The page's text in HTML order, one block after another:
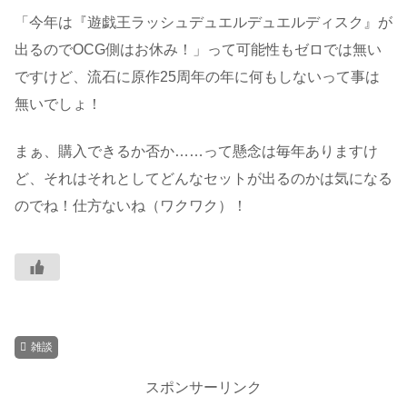
「今年は『遊戯王ラッシュデュエルデュエルディスク』が
出るのでOCG側はお休み！」って可能性もゼロでは無い
ですけど、流石に原作25周年の年に何もしないって事は
無いでしょ！
まぁ、購入できるか否か……って懸念は毎年ありますけ
ど、それはそれとしてどんなセットが出るのかは気になる
のでね！仕方ないね（ワクワク）！
雑談
スポンサーリンク